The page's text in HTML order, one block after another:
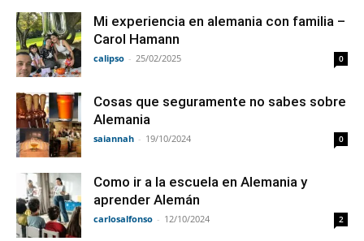
Mi experiencia en alemania con familia –
Carol Hamann
calipso - 25/02/2025 0
Cosas que seguramente no sabes sobre
Alemania
saiannah - 19/10/2024 0
Como ir a la escuela en Alemania y
aprender Alemán
carlosalfonso - 12/10/2024 2